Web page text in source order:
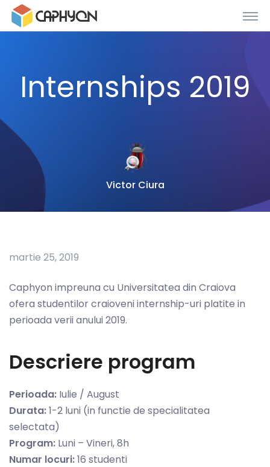
Internships 2019
Victor Ciura
martie 25, 2019
Caphyon impreuna cu Universitatea din Craiova
ofera studentilor craioveni internship-uri platite in
perioada verii anului 2019.
Descriere program
Perioada: Iulie / August
Durata:1-2 luni (in functie de specialitatea
selectata)
Program: Luni – Vineri, 8h
Numar locuri:16 studenti